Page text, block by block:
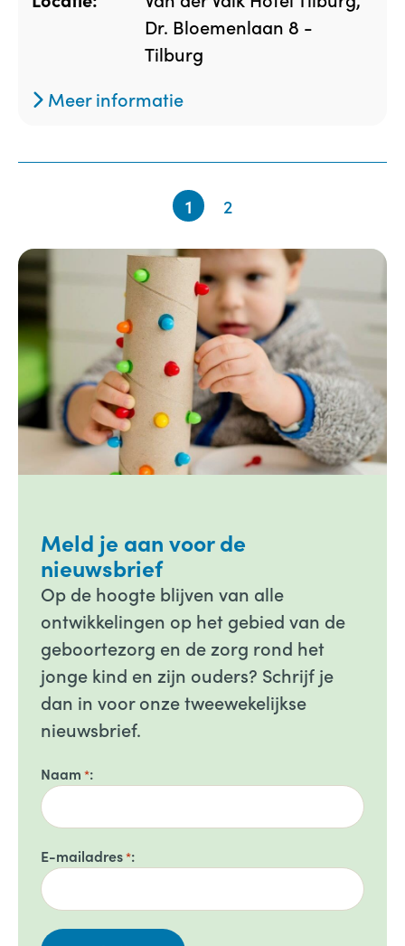
Dr. Bloemenlaan 8 -
Tilburg
Meer informatie
1 2
Meld je aan voor de
nieuwsbrief
Op de hoogte blijven van alle
ontwikkelingen op het gebied van de
geboortezorg en de zorg rond het
jonge kind en zijn ouders? Schrijf je
dan in voor onze tweewekelijkse
nieuwsbrief.
Naam *
E-mailadres*